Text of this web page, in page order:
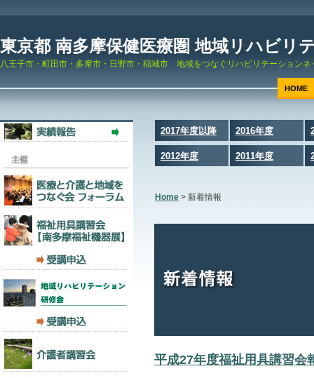
東京都 南多摩保健医療圏 地域リハビリ
八王子市・町田市・多摩市・日野市・稲城市 地域をつなぐリハビリテーションネ
HOME
2017年度以降 2016年度
2012年度 2011年度
Home > 新着情報
平成27年度福祉用具講習会